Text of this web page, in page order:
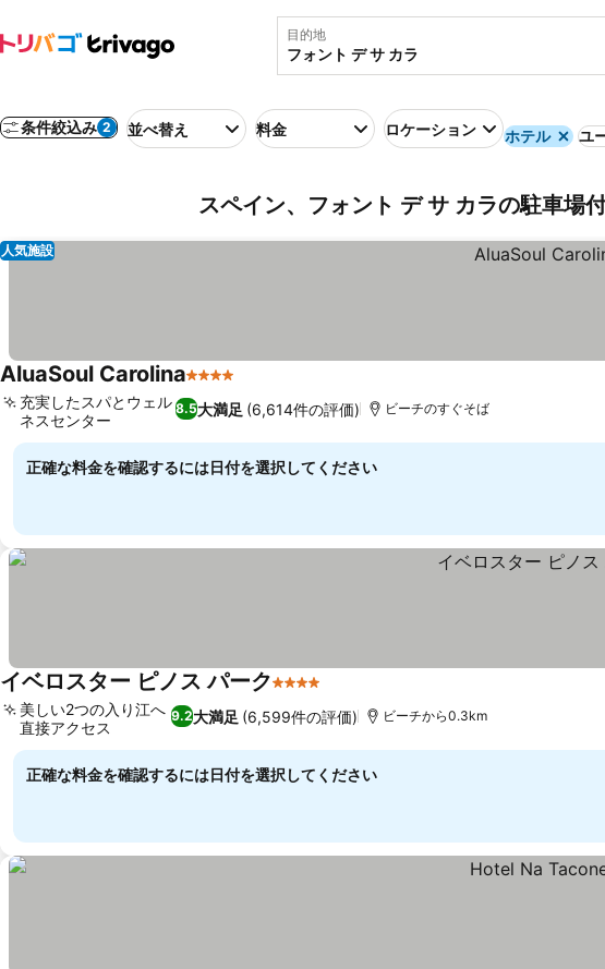
目的地
条件絞込み 2 並べ替え 料金 ロケーション ホテル ユ
スペイン、フォント デ サ カラの駐車場
人気施設
AluaSoul Carolina4 ホテルのランク
8.5大満足 (6,614件の評価)
充実したスパとウェル
ネスセンター
ビーチのすぐそば
正確な料金を確認するには日付を選択してください
イベロスター ピノス パーク4 ホテルのランク
9.2大満足 (6,599件の評価)
美しい2つの入り江へ
直接アクセス
ビーチから0.3km
正確な料金を確認するには日付を選択してください